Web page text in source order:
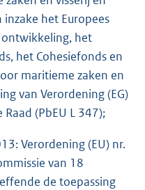
het Europees
het
het Cohesiefonds en
maritieme zaken en
van Verordening (EG)
(PbEU L 347);
Verordening (EU) nr.
van 18
de toepassing